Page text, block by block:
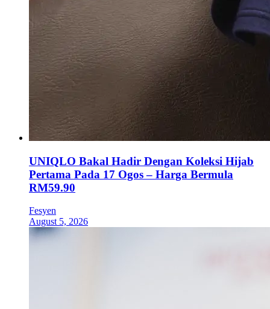
UNIQLO Bakal Hadir Dengan Koleksi Hijab
Pertama Pada 17 Ogos – Harga Bermula
RM59.90
Fesyen
August 5, 2026